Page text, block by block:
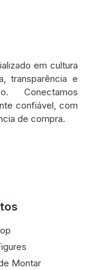
em cultura
transparência e
Conectamos
confiável, com
de compra.
Montar